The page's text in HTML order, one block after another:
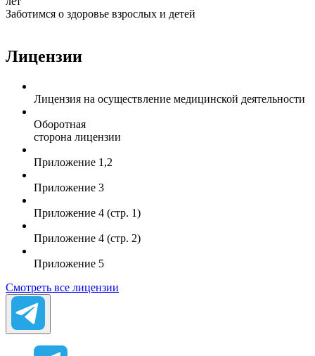
Заботимся о здоровье взрослых и детей
Лицензии
Лицензия на осуществление медицинской деятельности
Оборотная
сторона лицензии
Приложение 1,2
Приложение 3
Приложение 4 (стр. 1)
Приложение 4 (стр. 2)
Приложение 5
Смотреть все лицензии